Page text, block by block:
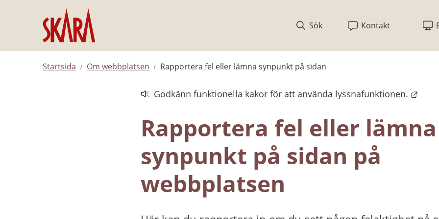
Hoppa till innehåll
Sök
Kontakt
Startsida Om webbplatsen Rapportera fel eller lämna synpunkt på sidan
Godkänn funktionella kakor för att använda lyssnafunktionen.
Länk till annan webbplats.
Rapportera fel eller lämna
synpunkt på sidan på
webbplatsen